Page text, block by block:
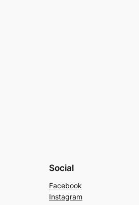
Social
Facebook
Instagram